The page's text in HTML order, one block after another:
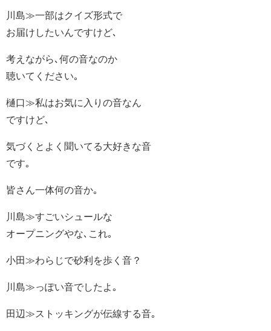
川島≫一部はクイズ形式で
お届けしたいんですけど､
考えながら､何の音なのか
聴いてください｡
樋口≫私はお気に入りの音なん
ですけど､
気づくとよく聞いてる大好きな音
です｡
皆さん一体何の音か｡
川島≫すごいシュールな
オープニングやな､これ｡
小田≫わらじで砂利を歩く音？
川島≫っぽい音でしたよ｡
田辺≫ストッキングが伝線する音｡